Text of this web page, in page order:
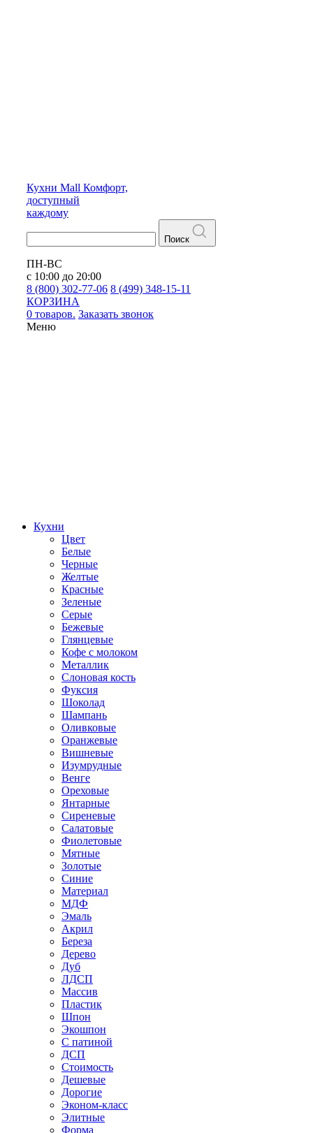
Кухни Mall Комфорт,
доступный
каждому
Поиск
ПН-ВС
с 10:00 до 20:00
8 (800) 302-77-06 8 (499) 348-15-11
КОРЗИНА
0 товаров. Заказать звонок
Меню
Кухни
Цвет
Белые
Черные
Желтые
Красные
Зеленые
Серые
Бежевые
Глянцевые
Кофе с молоком
Металлик
Слоновая кость
Фуксия
Шоколад
Шампань
Оливковые
Оранжевые
Вишневые
Изумрудные
Венге
Ореховые
Янтарные
Сиреневые
Салатовые
Фиолетовые
Мятные
Золотые
Синие
Материал
МДФ
Эмаль
Акрил
Береза
Дерево
Дуб
ЛДСП
Массив
Пластик
Шпон
Экошпон
С патиной
ДСП
Стоимость
Дешевые
Дорогие
Эконом-класс
Элитные
Форма